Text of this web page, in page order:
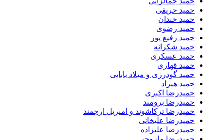
حمید حریفی
حمید خندان
حمید رضوی
حمید رفیع پور
حمید شکرانه
حمید عسکری
حمید قهاری
حمید گودرزی و میلاد بابایی
حمید هیراد
حمیدرضا اکبری
حمیدرضا برومند
حمیدرضا ترکاشوند و امیریل ارجمند
حمیدرضا علیخانی
حمیدرضا علیزاده